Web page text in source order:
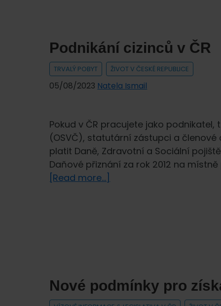
Podnikání cizinců v ČR
TRVALÝ POBYT ŽIVOT V ČESKÉ REPUBLICE
05/08/2023 Natela Ismail
Pokud v ČR pracujete jako
(OSVČ), statutární zástupci a
platit Daně, Zdravotní a Sociální
Daňové přiznání za rok 2012 na
[Read more...]
Nové podmínky pro